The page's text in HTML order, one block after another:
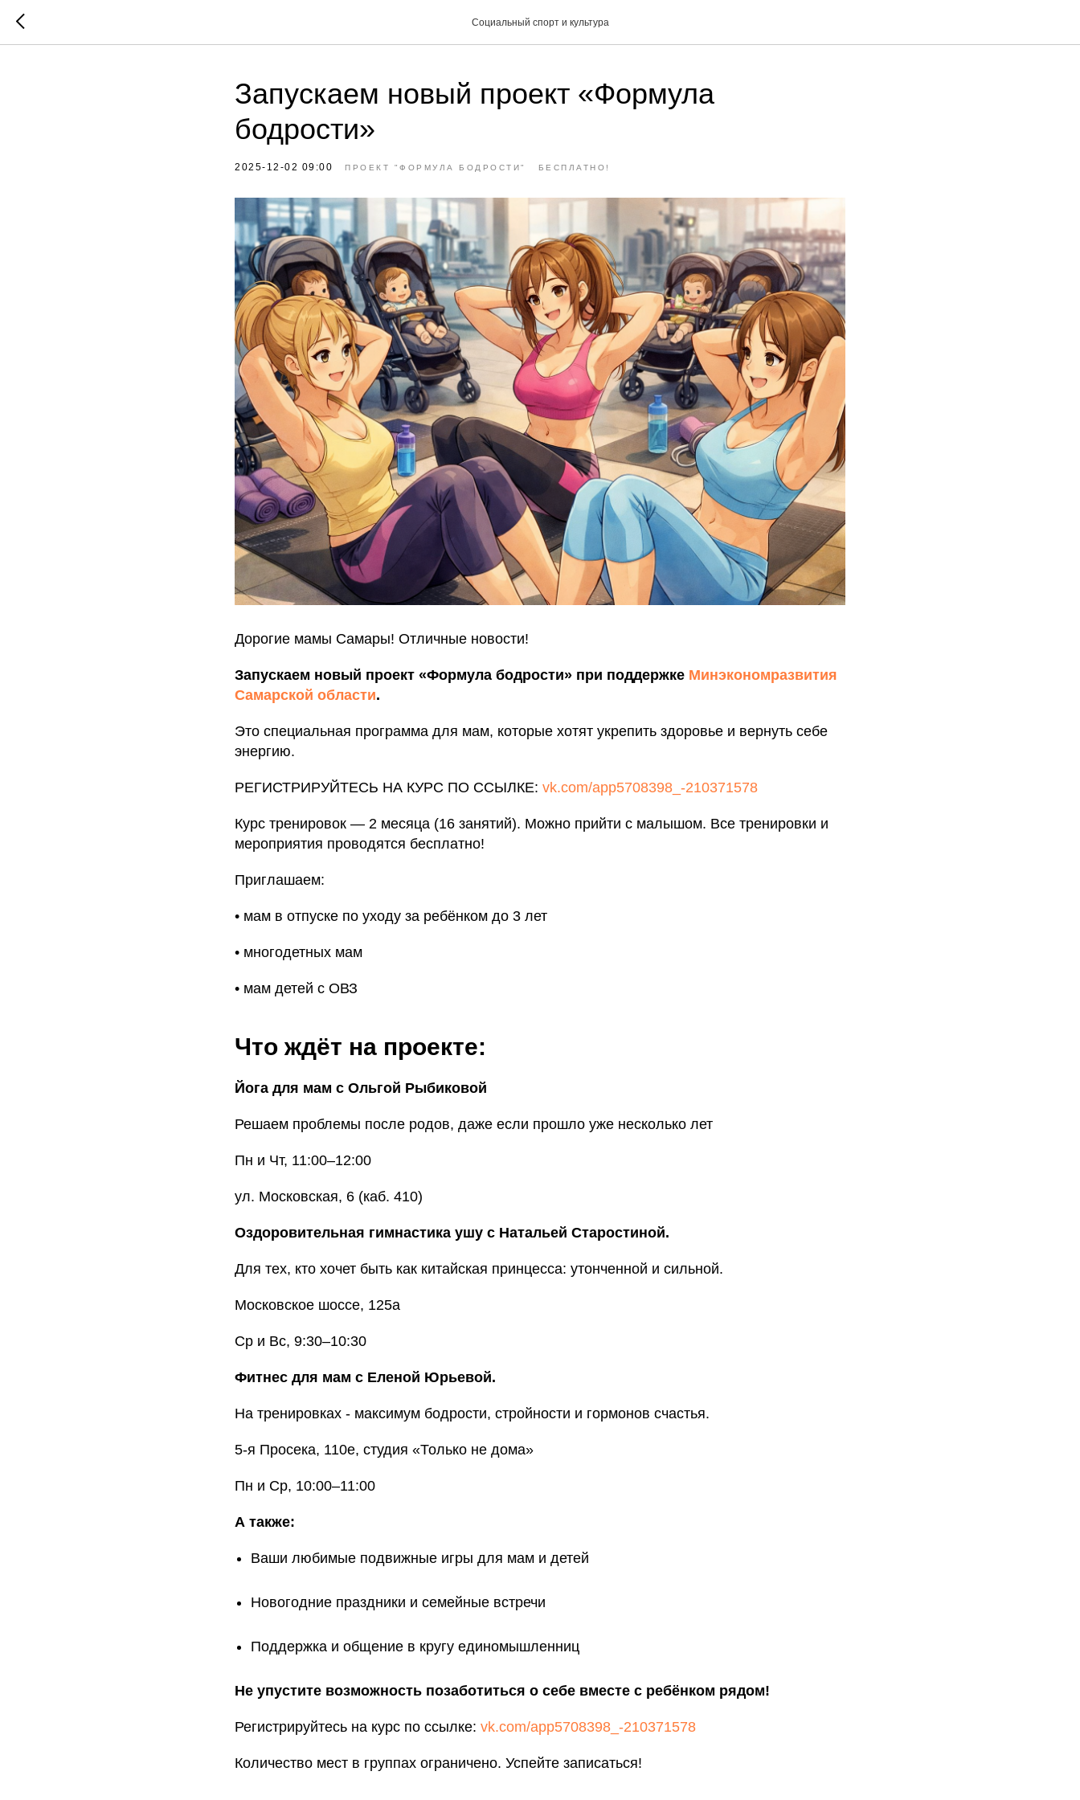
Социальный спорт и культура
Запускаем новый проект «Формула
бодрости»
2025-12-02 09:00 ПРОЕКТ "ФОРМУЛА БОДРОСТИ" БЕСПЛАТНО!
Дорогие мамы Самары! Отличные новости!
Запускаем новый проект «Формула бодрости» при поддержке Минэкономразвития
Самарской области.
Это специальная программа для мам, которые хотят укрепить здоровье и вернуть себе
энергию.
РЕГИСТРИРУЙТЕСЬ НА КУРС ПО ССЫЛКЕ: vk.com/app5708398_-210371578
Курс тренировок — 2 месяца (16 занятий). Можно прийти с малышом. Все тренировки и
мероприятия проводятся бесплатно!
Приглашаем:
• мам в отпуске по уходу за ребёнком до 3 лет
• многодетных мам
• мам детей с ОВЗ
Что ждёт на проекте:
Йога для мам с Ольгой Рыбиковой
Решаем проблемы после родов, даже если прошло уже несколько лет
Пн и Чт, 11:00–12:00
ул. Московская, 6 (каб. 410)
Оздоровительная гимнастика ушу с Натальей Старостиной.
Для тех, кто хочет быть как китайская принцесса: утонченной и сильной.
Московское шоссе, 125а
Ср и Вс, 9:30–10:30
Фитнес для мам с Еленой Юрьевой.
На тренировках - максимум бодрости, стройности и гормонов счастья.
5-я Просека, 110е, студия «Только не дома»
Пн и Ср, 10:00–11:00
А также:
Ваши любимые подвижные игры для мам и детей
Новогодние праздники и семейные встречи
Поддержка и общение в кругу единомышленниц
Не упустите возможность позаботиться о себе вместе с ребёнком рядом!
Регистрируйтесь на курс по ссылке: vk.com/app5708398_-210371578
Количество мест в группах ограничено. Успейте записаться!